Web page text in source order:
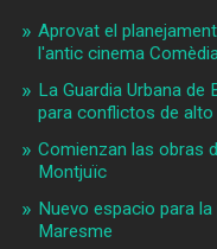
Aprovat el
l'antic cinema
La Guardia Urbana
para conflictos de alto
Comienzan las obras
Montjuïc
Nuevo espacio para
Maresme